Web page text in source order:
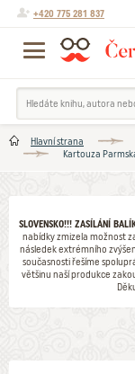
+420 775 281 837
Hlavní strana
Kartouza
SLOVENSKO!!! ZASÍLÁNÍ
nabídky zmizela možnost
následek extrémního
současnosti řešíme
většinu naší produkce